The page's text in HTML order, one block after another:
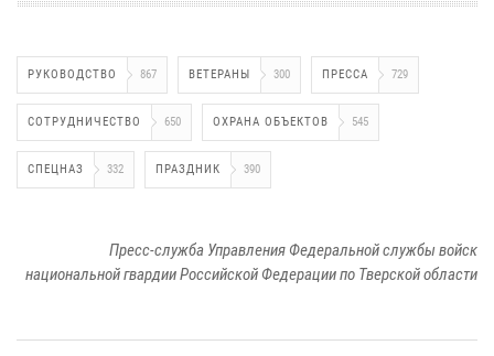
РУКОВОДСТВО 867 ВЕТЕРАНЫ 300 ПРЕССА 729
СОТРУДНИЧЕСТВО 650 ОХРАНА ОБЪЕКТОВ 545
СПЕЦНАЗ 332 ПРАЗДНИК 390
Пресс-служба Управления Федеральной службы войск
национальной гвардии Российской Федерации по Тверской области